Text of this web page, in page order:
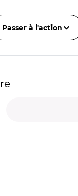
Passer à l'action